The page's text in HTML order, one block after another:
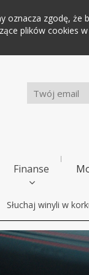
oznacza zgodę, że
plików cookies
Finanse
Słuchaj winyli w